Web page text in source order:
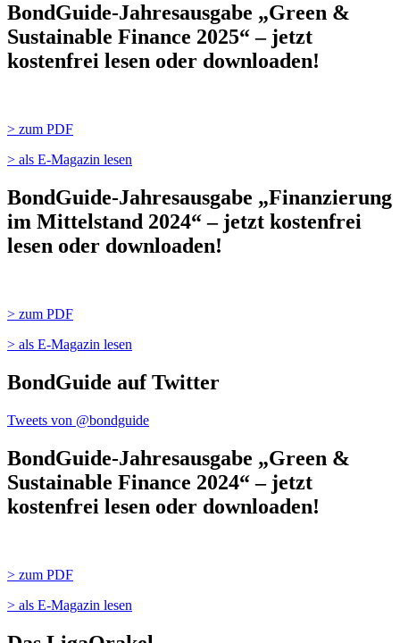
BondGuide-Jahresausgabe „Green &
Sustainable Finance 2025“ – jetzt
kostenfrei lesen oder downloaden!
> zum PDF
> als E-Magazin lesen
BondGuide-Jahresausgabe „Finanzierung
im Mittelstand 2024“ – jetzt kostenfrei
lesen oder downloaden!
> zum PDF
> als E-Magazin lesen
BondGuide auf Twitter
Tweets von @bondguide
BondGuide-Jahresausgabe „Green &
Sustainable Finance 2024“ – jetzt
kostenfrei lesen oder downloaden!
> zum PDF
> als E-Magazin lesen